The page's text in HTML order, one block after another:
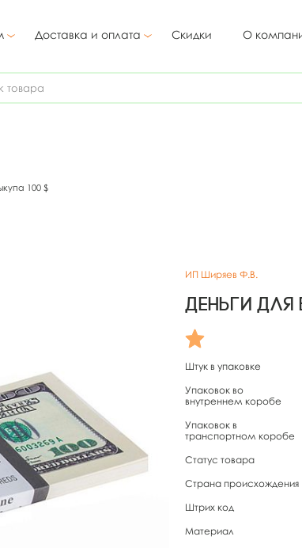
Доставка и оплата Скидки О
100 $
ИП Ширяев Ф.В.
Деньги для
Штук в упаковке
Упаковок во
внутреннем коробе
Упаковок в
транспортном коробе
Статус товара
Страна происхождения
Штрих код
Материал